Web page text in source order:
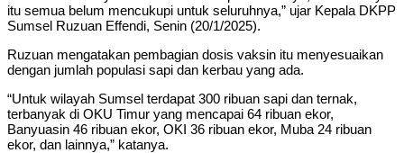
itu semua belum mencukupi untuk seluruhnya,” ujar Kepala DKPP
Sumsel Ruzuan Effendi, Senin (20/1/2025).
Ruzuan mengatakan pembagian dosis vaksin itu menyesuaikan
dengan jumlah populasi sapi dan kerbau yang ada.
“Untuk wilayah Sumsel terdapat 300 ribuan sapi dan ternak,
terbanyak di OKU Timur yang mencapai 64 ribuan ekor,
Banyuasin 46 ribuan ekor, OKI 36 ribuan ekor, Muba 24 ribuan
ekor, dan lainnya,” katanya.